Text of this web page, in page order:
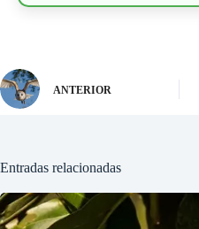
ANTERIOR
Entradas relacionadas